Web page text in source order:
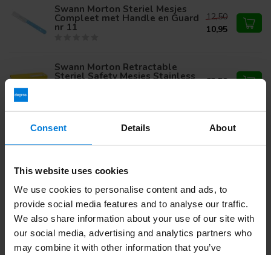
Consent Details About
This website uses cookies
We use cookies to personalise content and ads, to
provide social media features and to analyse our traffic.
We also share information about your use of our site with
our social media, advertising and analytics partners who
may combine it with other information that you’ve
Swann Morton Steriel Mesjes
Compleet met Handle en Guard
nr 11
12,50
10,95
Swann Morton Retractable
Steriel Safety Mesjes Stainless 23,50
Haben Sie Fragen zu diesem Produkt?
Sie unserenKundendienstoder rufen Sie
203 59 02
Zuletzt angesehen